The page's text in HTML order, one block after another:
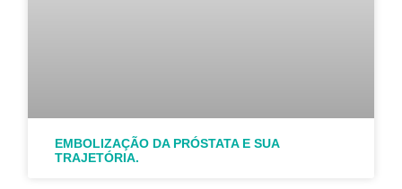
EMBOLIZAÇÃO DA PRÓSTATA E SUA
TRAJETÓRIA.